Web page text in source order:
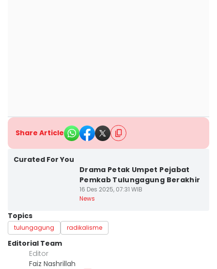
Share Article
Curated For You
Drama Petak Umpet Pejabat
Pemkab Tulungagung Berakhir
16 Des 2025, 07:31 WIB
News
Topics
tulungagung radikalisme
Editorial Team
Editor
Faiz Nashrillah